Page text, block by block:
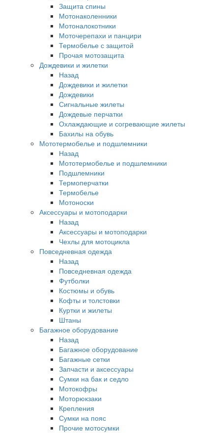
Защита спины
Мотонаколенники
Мотоналокотники
Моточерепахи и панцири
Термобелье с защитой
Прочая мотозащита
Дождевики и жилетки
Назад
Дождевики и жилетки
Дождевики
Сигнальные жилеты
Дождевые перчатки
Охлаждающие и согревающие жилеты
Бахилы на обувь
Мототермобелье и подшлемники
Назад
Мототермобелье и подшлемники
Подшлемники
Термоперчатки
Термобелье
Мотоноски
Аксессуары и мотоподарки
Назад
Аксессуары и мотоподарки
Чехлы для мотоцикла
Повседневная одежда
Назад
Повседневная одежда
Футболки
Костюмы и обувь
Кофты и толстовки
Куртки и жилеты
Штаны
Багажное оборудование
Назад
Багажное оборудование
Багажные сетки
Запчасти и аксессуары
Сумки на бак и седло
Мотокофры
Моторюкзаки
Крепления
Сумки на пояс
Прочие мотосумки